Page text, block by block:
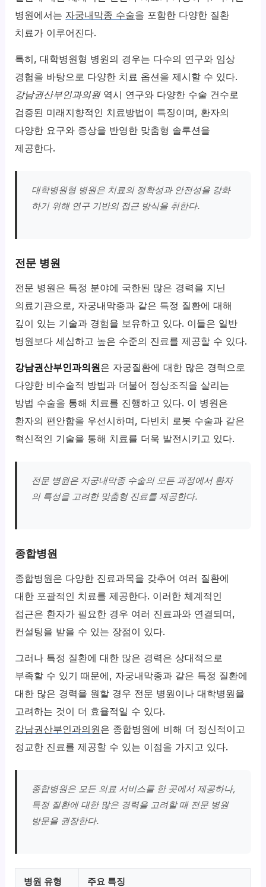
병원에서는 자궁내막종 수술을 포함한 다양한 질환
치료가 이루어진다.
특히, 대학병원형 병원의 경우는 다수의 연구와 임상
경험을 바탕으로 다양한 치료 옵션을 제시할 수 있다.
강남권산부인과의원역시 연구와 다양한 수술 건수로
검증된 미래지향적인 치료방법이 특징이며, 환자의
다양한 요구와 증상을 반영한 맞춤형 솔루션을
제공한다.
대학병원형 병원은 치료의 정확성과 안전성을 강화
하기 위해 연구 기반의 접근 방식을 취한다.
전문 병원
전문 병원은 특정 분야에 국한된 많은 경력을 지닌
의료기관으로, 자궁내막종과 같은 특정 질환에 대해
깊이 있는 기술과 경험을 보유하고 있다. 이들은 일반
병원보다 세심하고 높은 수준의 진료를 제공할 수 있다.
강남권산부인과의원은 자궁질환에 대한 많은 경력으로
다양한 비수술적 방법과 더불어 정상조직을 살리는
방법 수술을 통해 치료를 진행하고 있다. 이 병원은
환자의 편안함을 우선시하며, 다빈치 로봇 수술과 같은
혁신적인 기술을 통해 치료를 더욱 발전시키고 있다.
전문 병원은 자궁내막종 수술의 모든 과정에서 환자
의 특성을 고려한 맞춤형 진료를 제공한다.
종합병원
종합병원은 다양한 진료과목을 갖추어 여러 질환에
대한 포괄적인 치료를 제공한다. 이러한 체계적인
접근은 환자가 필요한 경우 여러 진료과와 연결되며,
컨설팅을 받을 수 있는 장점이 있다.
그러나 특정 질환에 대한 많은 경력은 상대적으로
부족할 수 있기 때문에, 자궁내막종과 같은 특정 질환에
대한 많은 경력을 원할 경우 전문 병원이나 대학병원을
고려하는 것이 더 효율적일 수 있다.
강남권산부인과의원은 종합병원에 비해 더 정신적이고
정교한 진료를 제공할 수 있는 이점을 가지고 있다.
종합병원은 모든 의료 서비스를 한 곳에서 제공하나,
특정 질환에 대한 많은 경력을 고려할 때 전문 병원
방문을 권장한다.
병원 유형 주요 특징